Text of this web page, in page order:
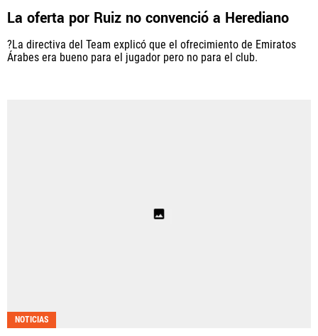
La oferta por Ruiz no convenció a Herediano
?La directiva del Team explicó que el ofrecimiento de Emiratos
Árabes era bueno para el jugador pero no para el club.
NOTICIAS